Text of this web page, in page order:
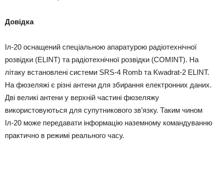
Довідка
Іл-20 оснащений спеціальною апаратурою радіотехнічної
розвідки (ELINT) та радіотехнічної розвідки (COMINT). На
літаку встановлені системи SRS-4 Romb та Kwadrat-2 ELINT.
На фюзеляжі є різні антени для збирання електронних даних.
Дві великі антени у верхній частині фюзеляжу
використовуються для супутникового зв’язку. Таким чином
Іл-20 може передавати інформацію наземному командуванню
практично в режимі реального часу.